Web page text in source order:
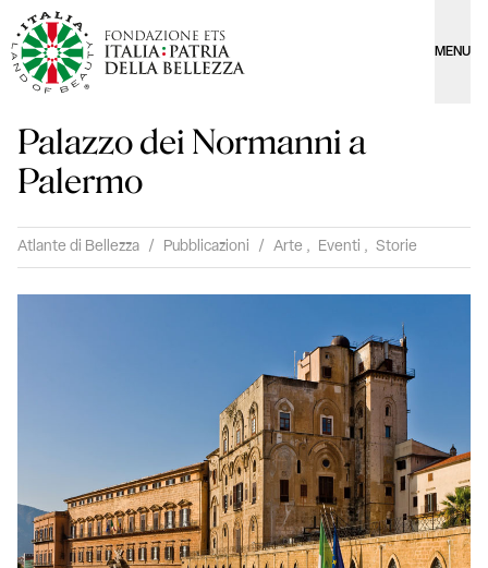
MENU
Palazzo dei Normanni a
Palermo
Atlante di Bellezza / Pubblicazioni / Arte , Eventi , Storie